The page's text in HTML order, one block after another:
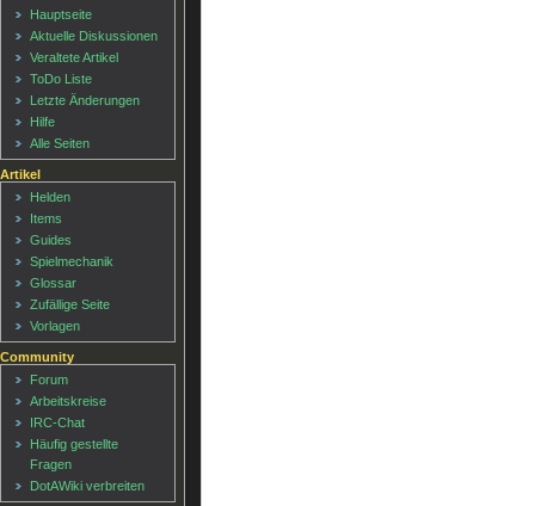
Hauptseite
Aktuelle Diskussionen
Veraltete Artikel
ToDo Liste
Letzte Änderungen
Hilfe
Alle Seiten
Artikel
Helden
Items
Guides
Spielmechanik
Glossar
Zufällige Seite
Vorlagen
Community
Forum
Arbeitskreise
IRC-Chat
Häufig gestellte
Fragen
DotAWiki verbreiten